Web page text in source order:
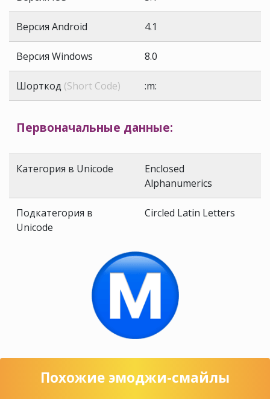
Версия Android 4.1
Версия Windows 8.0
Шорткод (Short Code) :m:
Первоначальные данные:
Категория в Unicode
Enclosed
Alphanumerics
Подкатегория в
Unicode
Circled Latin Letters
Похожие эмоджи-смайлы